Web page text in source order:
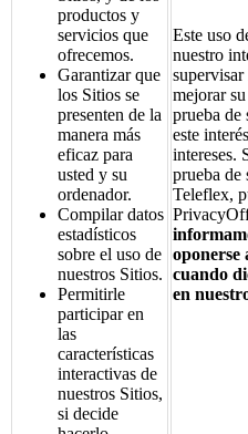
productos y
servicios que
ofrecemos.
Garantizar que
los Sitios se
presenten de la
manera más
eficaz para
usted y su
ordenador.
Compilar datos
estadísticos
sobre el uso de
nuestros Sitios.
Permitirle
participar en
las
características
interactivas de
nuestros Sitios,
si decide
Este uso
nuestro
mejorar
prueba de
este
intereses.
prueba de
Teleflex,
oponerse
cuando
en